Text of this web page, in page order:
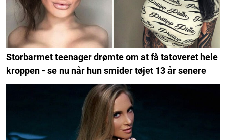
Storbarmet teenager drømte om at få tatoveret hele
kroppen - se nu når hun smider tøjet 13 år senere